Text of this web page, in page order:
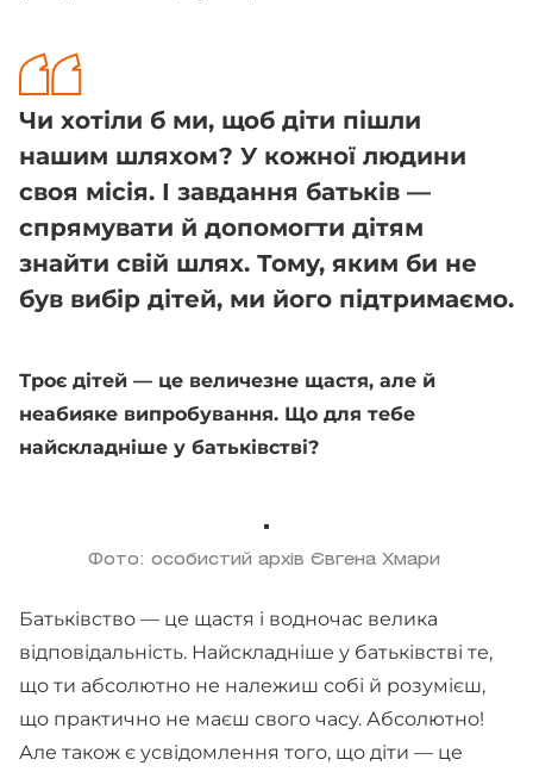
Чи хотіли б ми, щоб діти пішли
нашим шляхом? У кожної людини
своя місія. І завдання батьків —
спрямувати й допомогти дітям
знайти свій шлях. Тому, яким би не
був вибір дітей, ми його підтримаємо.
Троє дітей — це величезне щастя, але й
неабияке випробування. Що для тебе
найскладніше у батьківстві?
Фото: особистий архів Євгена Хмари
Батьківство — це щастя і водночас велика
відповідальність. Найскладніше у батьківстві те,
що ти абсолютно не належиш собі й розумієш,
що практично не маєш свого часу. Абсолютно!
Але також є усвідомлення того, що діти — це